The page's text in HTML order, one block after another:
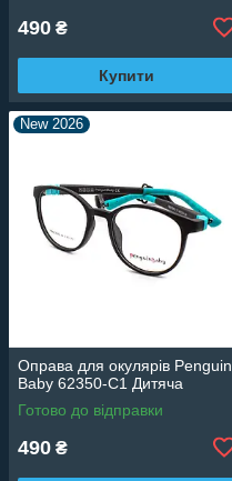
490 ₴
Купити
New 2026
Оправа для окулярів Penguin
Baby 62350-C1 Дитяча
Готово до відправки
490 ₴